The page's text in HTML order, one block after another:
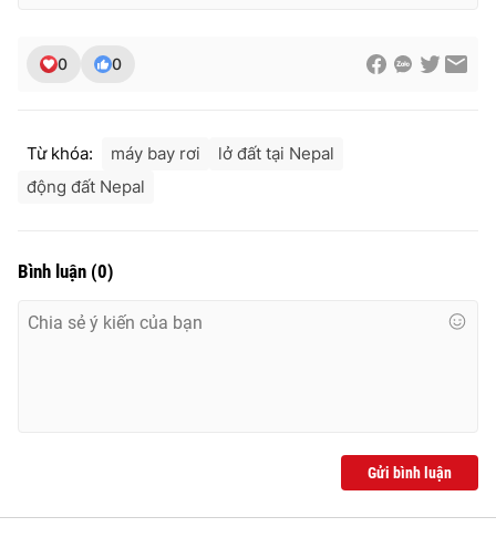
0 0
Từ khóa: máy bay rơi
lở đất tại Nepal
động đất Nepal
Bình luận (0)
Gửi bình luận